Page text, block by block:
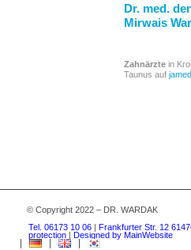
Dr. med.
Mirwais
Zahnärztein
Taunus auf
© Copyright 2022 – DR. WARDAK
Tel. 06173 10 06| Frankfurter Str. 12
protection| Designed by MainWebsite